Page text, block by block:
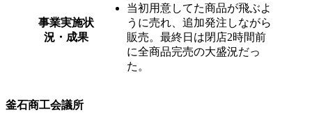
事業実施状
況・成果
当初用意してた商品が飛ぶよ
うに売れ、追加発注しながら
販売。最終日は閉店2時間前
に全商品完売の大盛況だっ
た。
釜石商工会議所